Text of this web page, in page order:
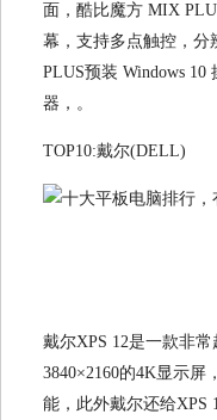
面，酷比魔方 MIX
幕，支持多点触控，分
PLUS预装 Windows
器，。
TOP10:戴尔(DELL)
戴尔XPS 12是一款非
3840×2160的4K显示屏
能，此外戴尔还给XPS